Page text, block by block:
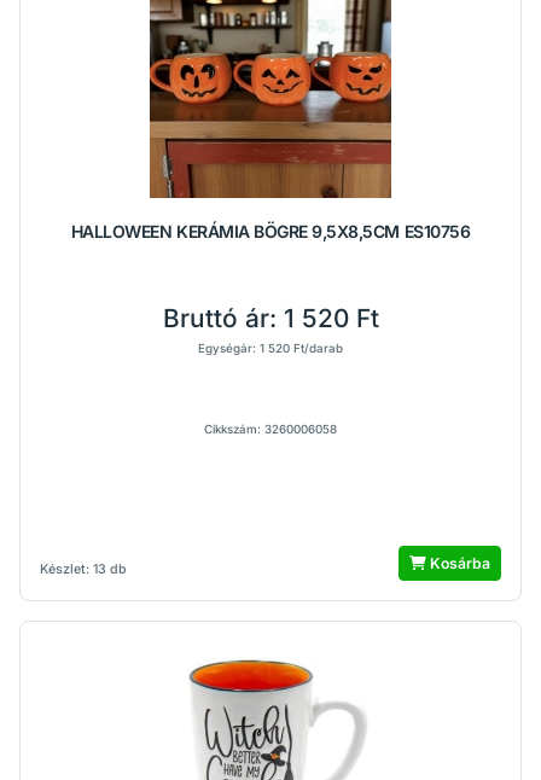
HALLOWEEN KERÁMIA BÖGRE 9,5X8,5CM ES10756
Készlet: 13 db
Bruttó ár: 1 520 Ft
Egységár: 1 520 Ft/darab
Cikkszám: 3260006058
Kosárba